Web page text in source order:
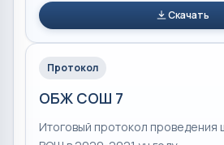
Скачать
Протокол
ОБЖ СОШ 7
Итоговый протокол проведения